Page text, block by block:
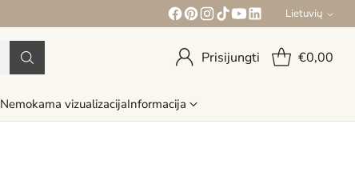
Prisijungti €0,00
Nemokama vizualizacijaInformacija
Kalba
Lietuvių